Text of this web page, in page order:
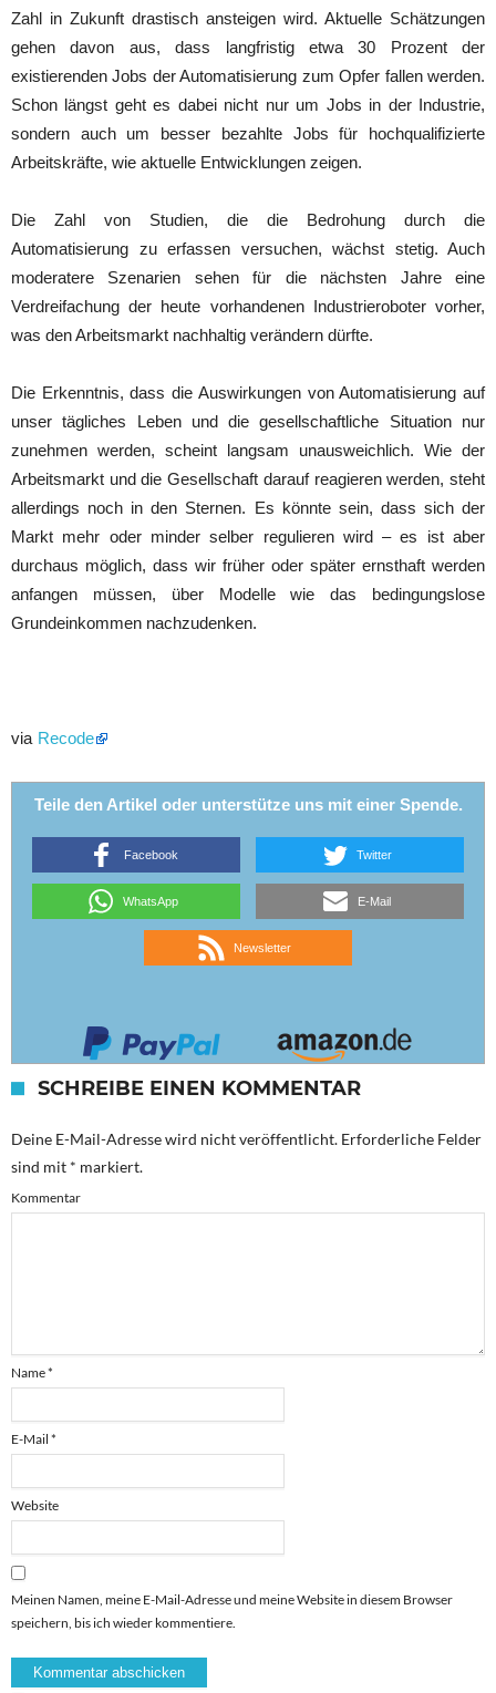
Zahl in Zukunft drastisch ansteigen wird. Aktuelle Schätzungen
gehen davon aus, dass langfristig etwa 30 Prozent der
existierenden Jobs der Automatisierung zum Opfer fallen werden.
Schon längst geht es dabei nicht nur um Jobs in der Industrie,
sondern auch um besser bezahlte Jobs für hochqualifizierte
Arbeitskräfte, wie aktuelle Entwicklungen zeigen.
Die Zahl von Studien, die die Bedrohung durch die
Automatisierung zu erfassen versuchen, wächst stetig. Auch
moderatere Szenarien sehen für die nächsten Jahre eine
Verdreifachung der heute vorhandenen Industrieroboter vorher,
was den Arbeitsmarkt nachhaltig verändern dürfte.
Die Erkenntnis, dass die Auswirkungen von Automatisierung auf
unser tägliches Leben und die gesellschaftliche Situation nur
zunehmen werden, scheint langsam unausweichlich. Wie der
Arbeitsmarkt und die Gesellschaft darauf reagieren werden, steht
allerdings noch in den Sternen. Es könnte sein, dass sich der
Markt mehr oder minder selber regulieren wird – es ist aber
durchaus möglich, dass wir früher oder später ernsthaft werden
anfangen müssen, über Modelle wie das bedingungslose
Grundeinkommen nachzudenken.
via Recode
Teile den Artikel oder unterstütze uns mit einer Spende.
Facebook Twitter
WhatsApp E-Mail
Newsletter
SCHREIBE EINEN KOMMENTAR
Deine E-Mail-Adresse wird nicht veröffentlicht. Erforderliche Felder
sind mit * markiert.
Kommentar
Name*
E-Mail *
Website
Meinen Namen, meine E-Mail-Adresse und meine Website in diesem Browser
speichern, bis ich wieder kommentiere.